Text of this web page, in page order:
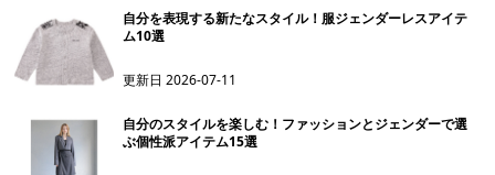
自分を表現する新たなスタイル！服ジェンダーレスアイテ
ム10選
更新日2026-07-11
自分のスタイルを楽しむ！ファッションとジェンダーで選
ぶ個性派アイテム15選